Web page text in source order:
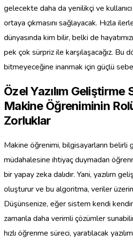
gelecekte daha da yenilikçi ve
ortaya çıkmasını sağlayacak. Hızla
dünyasında kim bilir, belki de
pek çok sürpriz ile karşılaşacağız. Bu
bitmeyeceğine inanmak için güçlü
Özel Yazılım Geliştirme
Makine Öğreniminin
Zorluklar
Makine öğrenimi, bilgisayarların belirli
müdahalesine ihtiyaç duymadan
bir yapay zeka dalıdır. Yani, yazılım
oluşturur ve bu algoritma, veriler
Düşünsenize, eğer sistem kendi
zamanla daha verimli çözümler
hızlı öğrenme süreci, yaratılacak